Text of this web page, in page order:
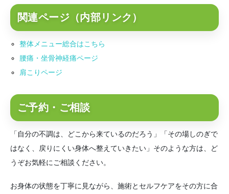
関連ページ（内部リンク）
整体メニュー総合はこちら
腰痛・坐骨神経痛ページ
肩こりページ
ご予約・ご相談
「自分の不調は、どこから来ているのだろう」「その場しのぎで
はなく、戻りにくい身体へ整えていきたい」そのような方は、ど
うぞお気軽にご相談ください。
お身体の状態を丁寧に見ながら、施術とセルフケアをその方に合